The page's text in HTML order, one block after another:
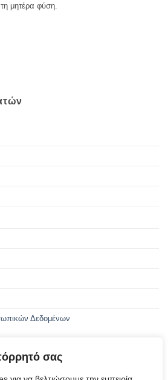
σας
μητέρα φύση.
Δεδομένων
της Ελλάδας και της Ευρωπαϊκής Ένωσης